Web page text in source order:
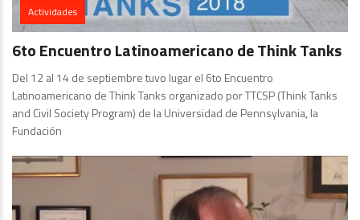
Actividades
6to Encuentro Latinoamericano de Think Tanks
Del 12 al 14 de septiembre tuvo lugar el 6to Encuentro
Latinoamericano de Think Tanks organizado por TTCSP (Think Tanks
and Civil Society Program) de la Universidad de Pennsylvania, la
Fundación